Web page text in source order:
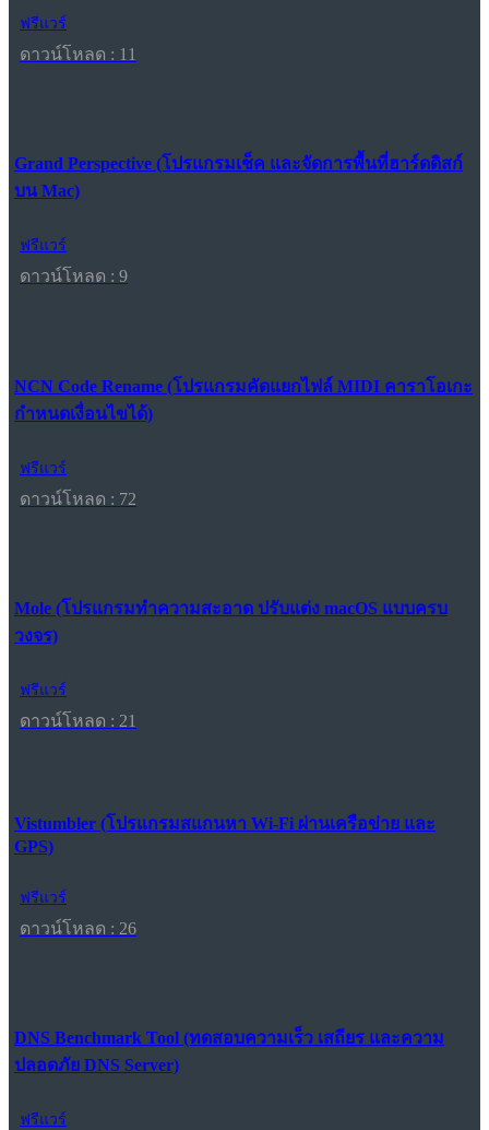
ฟรีแวร์
ดาวน์โหลด : 11
Grand Perspective (โปรแกรมเช็ค และจัดการพื้นที่ฮาร์ดดิสก์
บน Mac)
ฟรีแวร์
ดาวน์โหลด : 9
NCN Code Rename (โปรแกรมคัดแยกไฟล์ MIDI คาราโอเกะ
กำหนดเงื่อนไขได้)
ฟรีแวร์
ดาวน์โหลด : 72
Mole (โปรแกรมทำความสะอาด ปรับแต่ง macOS แบบครบ
วงจร)
ฟรีแวร์
ดาวน์โหลด : 21
Vistumbler (โปรแกรมสแกนหา Wi-Fi ผ่านเครือข่าย และ
GPS)
ฟรีแวร์
ดาวน์โหลด : 26
DNS Benchmark Tool (ทดสอบความเร็ว เสถียร และความ
ปลอดภัย DNS Server)
ฟรีแวร์